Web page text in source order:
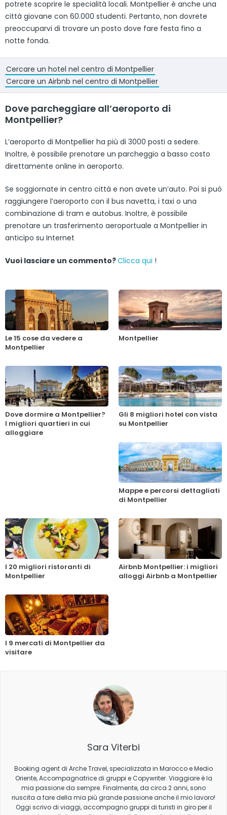
potrete scoprire le specialità locali. Montpellier è anche una
città giovane con 60.000 studenti. Pertanto, non dovrete
preoccuparvi di trovare un posto dove fare festa fino a
notte fonda.
Cercare un hotel nel centro di Montpellier
Cercare un Airbnb nel centro di Montpellier
Dove parcheggiare all’aeroporto di
Montpellier?
L’aeroporto di Montpellier ha più di 3000 posti a sedere.
Inoltre, è possibile prenotare un parcheggio a basso costo
direttamente online in aeroporto.
Se soggiornate in centro città e non avete un’auto. Poi si può
raggiungere l’aeroporto con il bus navetta, i taxi o una
combinazione di tram e autobus. Inoltre, è possibile
prenotare un trasferimento aeroportuale a Montpellier in
anticipo su Internet
Vuoi lasciare un commento?Clicca qui !
Le 15 cose da vedere a
Montpellier
Montpellier
Dove dormire a Montpellier?
I migliori quartieri in cui
alloggiare
Gli 8 migliori hotel con vista
su Montpellier
Mappe e percorsi dettagliati
di Montpellier
I 20 migliori ristoranti di
Montpellier
Airbnb Montpellier: i migliori
alloggi Airbnb a Montpellier
I 9 mercati di Montpellier da
visitare
Sara Viterbi
Booking agent di Arche Travel, specializzata in Marocco e Medio
Oriente, Accompagnatrice di gruppi e Copywriter. Viaggiare è la
mia passione da sempre. Finalmente, da circa 2 anni, sono
riuscita a fare della mia più grande passione anche il mio lavoro!
Oggi scrivo di viaggi, accompagno gruppi di turisti in giro per il